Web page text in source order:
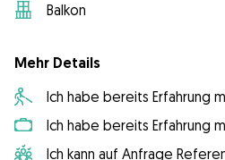
Balkon
Mehr Details
Ich habe bereits Erfahrung
Ich habe bereits Erfahrung
Ich kann auf Anfrage